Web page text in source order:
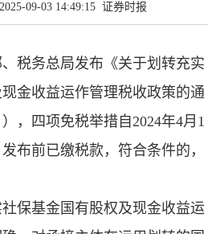
09-03 14:49:15 证券时报
税务总局发布《关于划转充实
金收益运作管理税收政策的通
，四项免税举措自2024年4月1
布前已缴税款，符合条件的，
保基金国有股权及现金收益运